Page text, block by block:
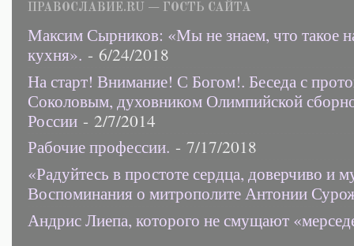
ПРАВОСЛАВИЕ.RU — ГОСТЬ САЙТА
Максим Сырников: «Мы не знаем, что такое
кухня». - 6/24/2018
На старт! Внимание! С Богом!. Беседа с
Соколовым, духовником Олимпийской
России - 2/7/2014
Рабочие профессии. - 7/17/2018
«Радуйтесь в простоте сердца, доверчиво и
Воспоминания о митрополите Антонии
Андрис Лиепа, которого не смущают